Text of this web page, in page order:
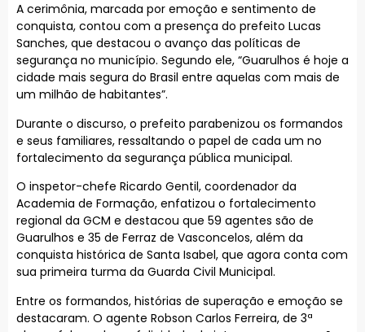
A cerimônia, marcada por emoção e sentimento de
conquista, contou com a presença do prefeito Lucas
Sanches, que destacou o avanço das políticas de
segurança no município. Segundo ele, “Guarulhos é hoje a
cidade mais segura do Brasil entre aquelas com mais de
um milhão de habitantes”.
Durante o discurso, o prefeito parabenizou os formandos
e seus familiares, ressaltando o papel de cada um no
fortalecimento da segurança pública municipal.
O inspetor-chefe Ricardo Gentil, coordenador da
Academia de Formação, enfatizou o fortalecimento
regional da GCM e destacou que 59 agentes são de
Guarulhos e 35 de Ferraz de Vasconcelos, além da
conquista histórica de Santa Isabel, que agora conta com
sua primeira turma da Guarda Civil Municipal.
Entre os formandos, histórias de superação e emoção se
destacaram. O agente Robson Carlos Ferreira, de 3ª